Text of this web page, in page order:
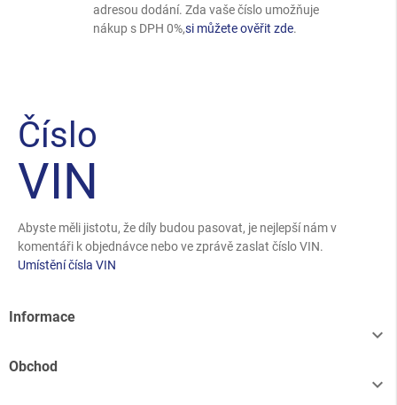
adresou dodání. Zda vaše číslo umožňuje
nákup s DPH 0%,si můžete ověřit zde.
Číslo
VIN
Abyste měli jistotu, že díly budou pasovat, je nejlepší nám v
komentáři k objednávce nebo ve zprávě zaslat číslo VIN.
Umístění čísla VIN
Informace

Obchod
